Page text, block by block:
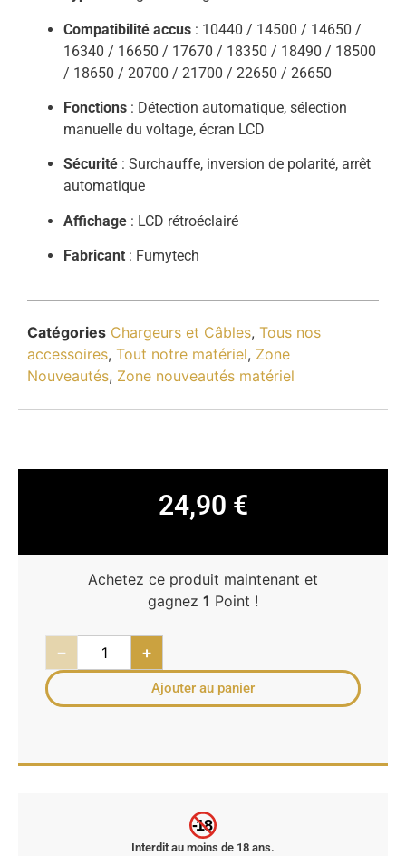
Compatibilité accus : 10440 / 14500 / 14650 /
16340 / 16650 / 17670 / 18350 / 18490 / 18500
/ 18650 / 20700 / 21700 / 22650 / 26650
Fonctions : Détection automatique, sélection
manuelle du voltage, écran LCD
Sécurité : Surchauffe, inversion de polarité, arrêt
automatique
Affichage : LCD rétroéclairé
Fabricant : Fumytech
Catégories Chargeurs et Câbles, Tous nos
accessoires, Tout notre matériel, Zone
Nouveautés, Zone nouveautés matériel
24,90 €
Achetez ce produit maintenant et
gagnez 1 Point !
− +
Ajouter au panier
-18
Interdit au moins de 18 ans.